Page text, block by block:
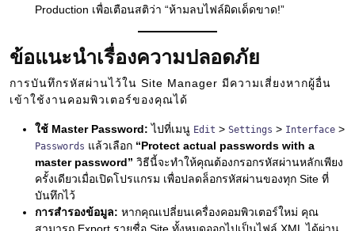
Production เพื่อเตือนสติว่า “ห้ามลบไฟล์ผิดเด็ดขาด!”
ข้อแนะนำเรื่องความปลอดภัย
การบันทึกรหัสผ่านไว้ใน Site Manager มีความเสี่ยงหากผู้อื่น
เข้าใช้งานคอมพิวเตอร์ของคุณได้
ใช้ Master Password: ไปที่เมนู Edit > Settings > Interface >
Passwords แล้วเลือก “Protect actual passwords with a
master password” วิธีนี้จะทำให้คุณต้องกรอกรหัสผ่านหลักเพียง
ครั้งเดียวเมื่อเปิดโปรแกรม เพื่อปลดล็อกรหัสผ่านของทุก Site ที่
บันทึกไว้
การสำรองข้อมูล: หากคุณเปลี่ยนเครื่องคอมพิวเตอร์ใหม่ คุณ